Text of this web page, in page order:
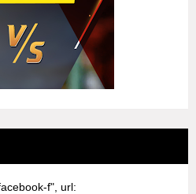
f", url: